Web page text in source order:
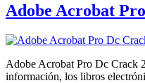
Adobe Acrobat
Adobe Acrobat Pro Dc Crack
información, los libros